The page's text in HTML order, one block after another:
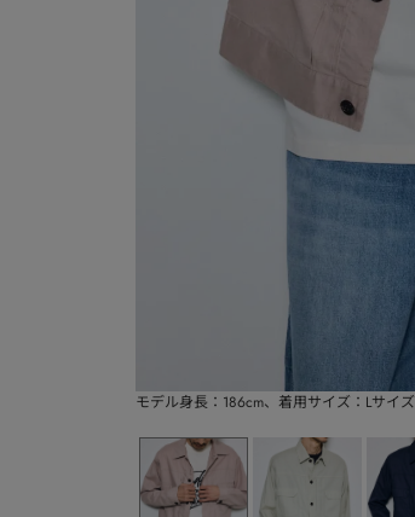
モデル身長：186cm、着用サイズ：Lサイズ